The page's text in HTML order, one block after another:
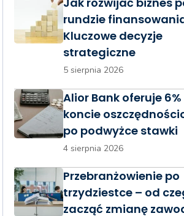
rundzie
Kluczowe decyzje
strategiczne
5 sierpnia 2026
Alior Bank oferuje
koncie
po podwyżce stawki
4 sierpnia 2026
Przebranżowienie po
trzydziestce – od
zacząć zmianę